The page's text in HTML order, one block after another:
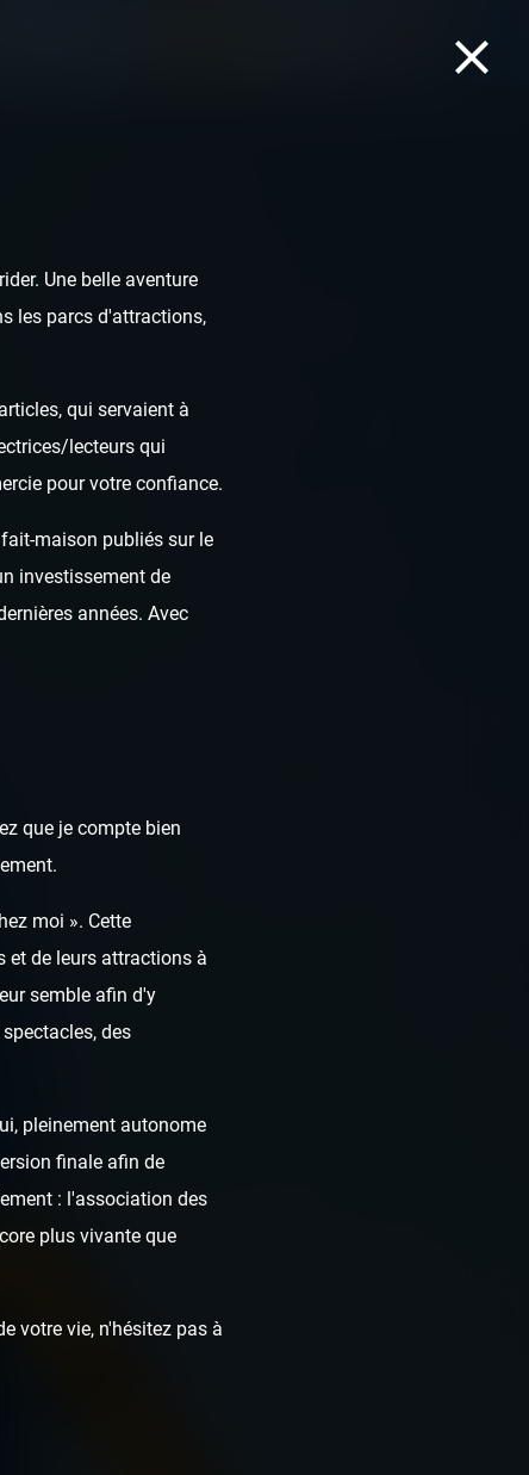
Une belle aventure
les parcs d'attractions,
qui servaient à
lecteurs qui
pour votre confiance.
maison publiés sur le
investissement de
années. Avec
que je compte bien
moi ». Cette
et de leurs attractions à
semble afin d'y
des
pleinement autonome
finale afin de
: l'association des
plus vivante que
votre vie, n'hésitez pas à